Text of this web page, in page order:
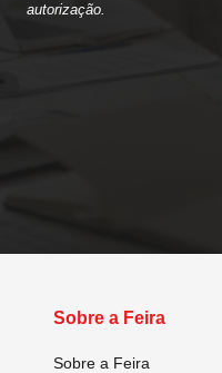
autorização.
Sobre a Feira
Sobre a Feira